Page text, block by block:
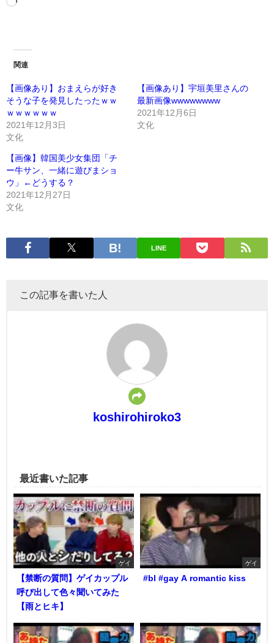
関連
【画像あり】おまえらが好き
そうな子を発見したったｗｗ
ｗｗｗｗｗｗ
2021年12月3日
文化
【画像あり】宇垣美里さんの
最新画像wwwwwwww
2021年12月6日
文化
【画像】韓国美少女集団「チ
ー牛サン、一緒に遊びまショ
ウ」←どうする？
2021年12月27日
文化
LINE
この記事を書いた人
koshirohiroko3
最近書いた記事
ゲイ
【禁断の質問】ゲイカップル
呼び出して色々聞いてみた
【雨とヒキ】
ゲイ
#bl #gay A romantic kiss